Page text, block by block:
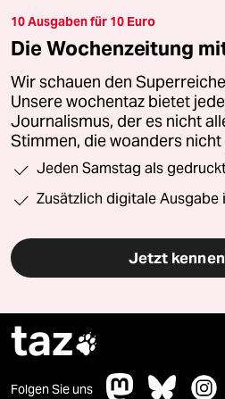
10 Ausgaben für 10 Euro
Die Wochenzeitung
Wir schauen den
Unsere wochentaz bietet
Journalismus, der es nicht
Stimmen, die woanders
Jeden Samstag als
Zusätzlich digitale Ausgabe
Jetzt
taz
Folgen Sie uns